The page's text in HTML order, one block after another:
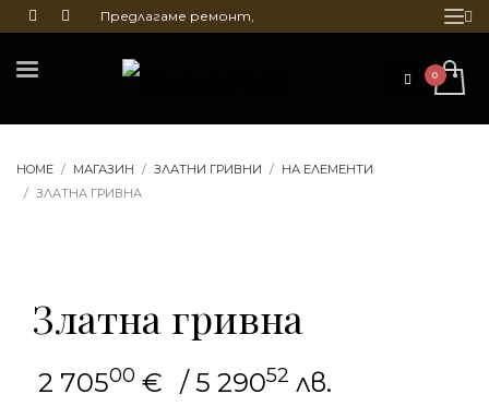
Предлагаме ремонт,
на бижута
HOME МАГАЗИН ЗЛАТНИ ГРИВНИ
НА ЕЛЕМЕНТИ
ЗЛАТНА ГРИВНА
Златна гривна
2 70500 € / 5 29052 лв.